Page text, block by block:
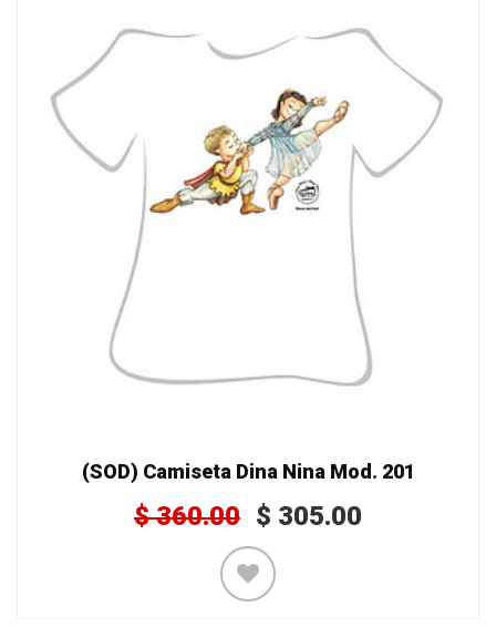
(SOD) Camiseta Dina Nina Mod. 201
$360.00 $ 305.00